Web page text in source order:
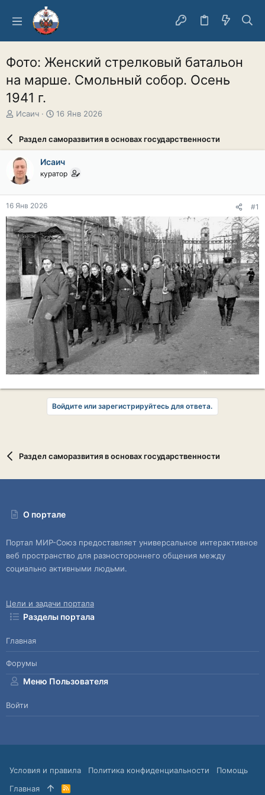
Фото: Женский стрелковый батальон
на марше. Смольный собор. Осень
1941 г.
А
о
р
т
е
м
ы
Исаич
Д
а
а
ч
л
16 Янв 2026
Раздел саморазвития в основах государственности
Исаич
куратор
16 Янв 2026 #1
Войдите или зарегистрируйтесь для ответа.
Раздел саморазвития в основах государственности
О портале
Портал МИР-Союз предоставляет универсальное интерактивное
веб пространство для разностороннего общения между
социально активными людьми.
Цели и задачи портала
Разделы портала
Главная
Форумы
Меню Пользователя
Войти
Условия и правила Политика конфиденциальности
Помощь
Главная
R